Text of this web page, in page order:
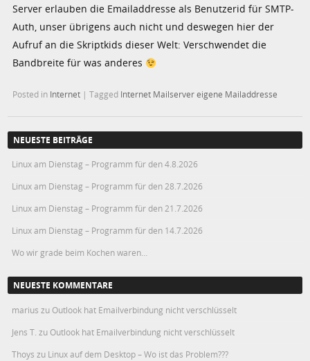
Server erlauben die Emailaddresse als Benutzerid für SMTP-
Auth, unser übrigens auch nicht und deswegen hier der
Aufruf an die Skriptkids dieser Welt: Verschwendet die
Bandbreite für was anderes
Posted in Internet |Tagged Internet Mailserver eigene Mailaddresse
NEUESTE BEITRÄGE
Linux am Dienstag – Programm für den 4.8.2026
Linux am Dienstag – Programm für den 28.7.2026
Linux am Dienstag – Programm für den 21.7.2026
Linux am Dienstag – Programm für den 14.7.2026
Wo wir grade beim Kochen waren…
NEUESTE KOMMENTARE
marius zu Outlook hat Emailverbindung nicht verschlüsselt
Jens T. zu Outlook hat Emailverbindung nicht verschlüsselt
Thoys zu Linux auf dem Desktop – Wo ist das Problem???